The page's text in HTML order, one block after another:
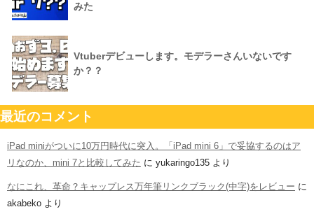
みた
Vtuberデビューします。モデラーさんいないです
か？？
最近のコメント
iPad miniがついに10万円時代に突入。「iPad mini 6」で妥協するのはア
リなのか、mini 7と比較してみた に yukaringo135 より
なにこれ、革命？キャップレス万年筆リンクブラック(中字)をレビュー に
akabeko より